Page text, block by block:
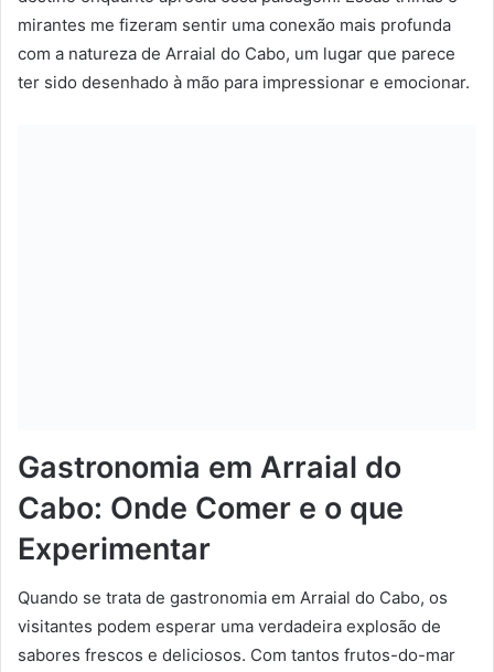
mirantes me fizeram sentir uma conexão mais profunda
com a natureza de Arraial do Cabo, um lugar que parece
ter sido desenhado à mão para impressionar e emocionar.
Gastronomia em Arraial do
Cabo: Onde Comer e o que
Experimentar
Quando se trata de gastronomia em Arraial do Cabo, os
visitantes podem esperar uma verdadeira explosão de
sabores frescos e deliciosos. Com tantos frutos-do-mar